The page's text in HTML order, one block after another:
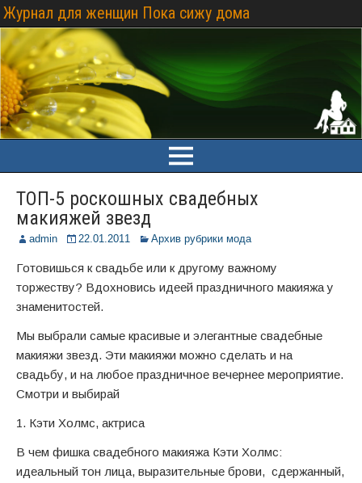
Журнал для женщин Пока сижу дома
ТОП-5 роскошных свадебных
макияжей звезд
admin 22.01.2011 Архив рубрики мода
Готовишься к свадьбе или к другому важному
торжеству? Вдохновись идеей праздничного макияжа у
знаменитостей.
Мы выбрали самые красивые и элегантные свадебные
макияжи звезд. Эти макияжи можно сделать и на
свадьбу, и на любое праздничное вечернее мероприятие.
Смотри и выбирай
1. Кэти Холмс, актриса
В чем фишка свадебного макияжа Кэти Холмс:
идеальный тон лица, выразительные брови, сдержанный,